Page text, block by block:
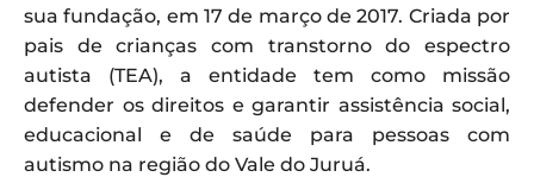
sua fundação, em 17 de março de 2017. Criada por
pais de crianças com transtorno do espectro
autista (TEA), a entidade tem como missão
defender os direitos e garantir assistência social,
educacional e de saúde para pessoas com
autismo na região do Vale do Juruá.